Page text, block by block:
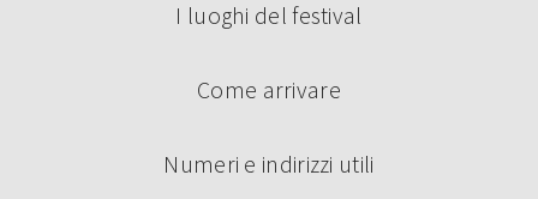
I luoghi del festival
Come arrivare
Numeri e indirizzi utili